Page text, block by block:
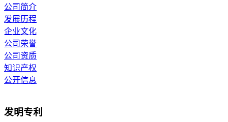
公司简介
发展历程
企业文化
公司荣誉
公司资质
知识产权
公开信息
发明专利